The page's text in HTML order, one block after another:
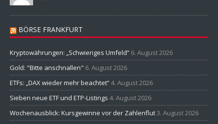
BÖRSE FRANKFURT
Kryptowährungen: „Schwieriges Umfeld“ 6. August 2026
Gold: "Bitte anschnallen" 6. August 2026
ETFs: „DAX wieder mehr beachtet“4. August 2026
Sieben neue ETF und ETP-Listings 4. August 2026
Wochenausblick: Kursgewinne vor der Zahlenflut3. August 2026